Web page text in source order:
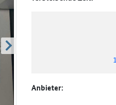
weiter blättern
Anbieter: